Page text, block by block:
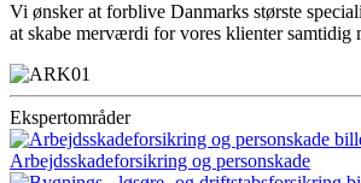
Vi ønsker at forblive Danmarks største
at skabe merværdi for vores klienter samtidig
Ekspertområder
Arbejdsskade­forsikring og personskade